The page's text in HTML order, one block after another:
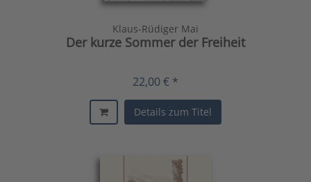
Klaus-Rüdiger Mai
Der kurze Sommer der Freiheit
22,00 € *
Details zum Titel